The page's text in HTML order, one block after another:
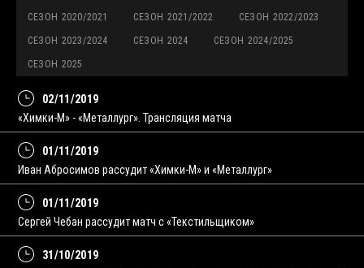
СЕЗОН 2020/2021 СЕЗОН 2021/2022 СЕЗОН 2022/2023
СЕЗОН 2023/2024 СЕЗОН 2024 СЕЗОН 2024/2025
СЕЗОН 2025
02/11/2019
«Химки-М» - «Металлург». Трансляция матча
01/11/2019
Иван Абросимов рассудит «Химки-М» и «Металлург»
01/11/2019
Сергей Чебан рассудит матч с «Текстильщиком»
31/10/2019